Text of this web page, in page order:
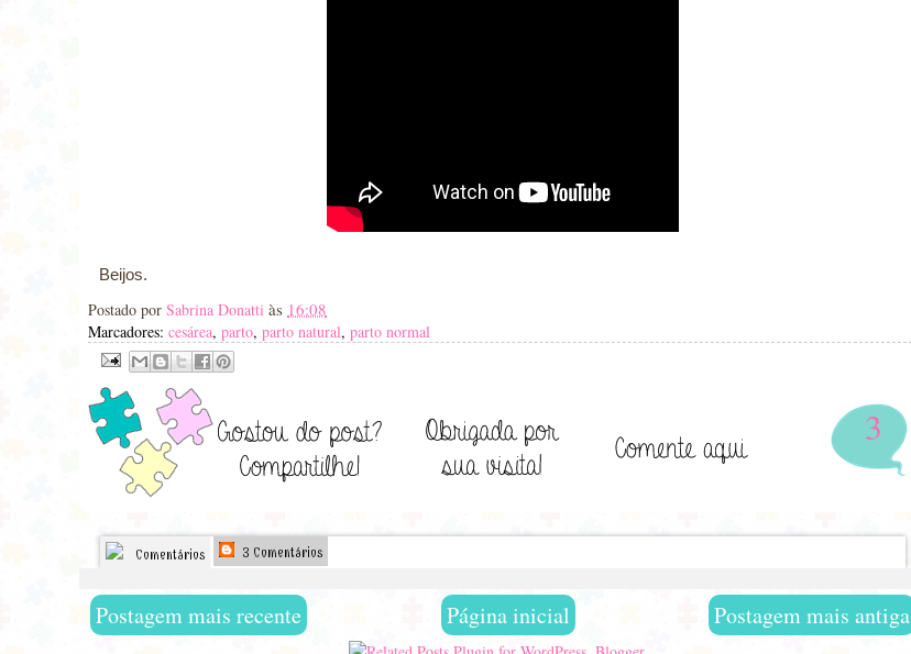
Beijos.
Postado por Sabrina Donatti às 16:08
Marcadores: cesárea, parto, parto natural, parto normal
3
Comentários 3 Comentários
Postagem mais recente Postagem mais antiga
Página inicial